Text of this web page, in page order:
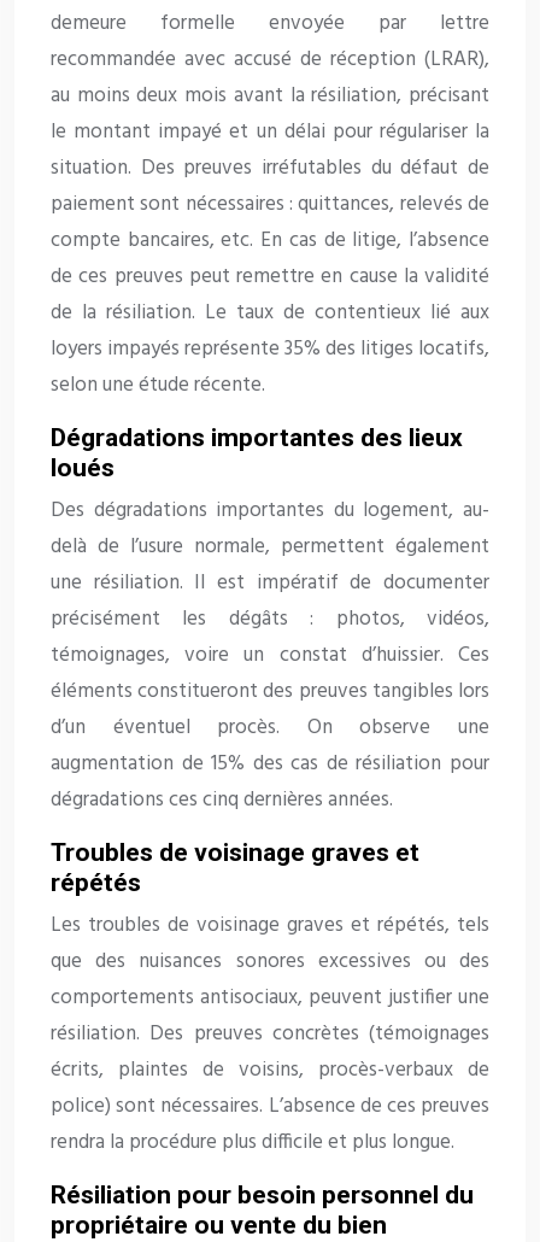
demeure formelle envoyée par lettre
recommandée avec accusé de réception (LRAR),
au moins deux mois avant la résiliation, précisant
le montant impayé et un délai pour régulariser la
situation. Des preuves irréfutables du défaut de
paiement sont nécessaires : quittances, relevés de
compte bancaires, etc. En cas de litige, l’absence
de ces preuves peut remettre en cause la validité
de la résiliation. Le taux de contentieux lié aux
loyers impayés représente 35% des litiges locatifs,
selon une étude récente.
Dégradations importantes des lieux
loués
Des dégradations importantes du logement, au-
delà de l’usure normale, permettent également
une résiliation. Il est impératif de documenter
précisément les dégâts : photos, vidéos,
témoignages, voire un constat d’huissier. Ces
éléments constitueront des preuves tangibles lors
d’un éventuel procès. On observe une
augmentation de 15% des cas de résiliation pour
dégradations ces cinq dernières années.
Troubles de voisinage graves et
répétés
Les troubles de voisinage graves et répétés, tels
que des nuisances sonores excessives ou des
comportements antisociaux, peuvent justifier une
résiliation. Des preuves concrètes (témoignages
écrits, plaintes de voisins, procès-verbaux de
police) sont nécessaires. L’absence de ces preuves
rendra la procédure plus difficile et plus longue.
Résiliation pour besoin personnel du
propriétaire ou vente du bien